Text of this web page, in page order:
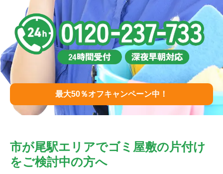
最大50％オフキャンペーン中！
市が尾駅エリアでゴミ屋敷の片付け
をご検討中の方へ